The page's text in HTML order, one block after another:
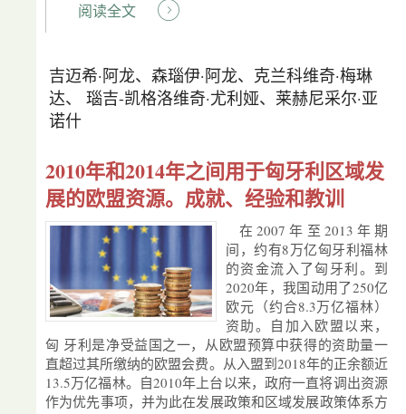
阅读全文
吉迈希·阿龙、森瑙伊·阿龙、克兰科维奇·梅琳
达、 瑙吉-凯格洛维奇·尤利娅、莱赫尼采尔·亚
诺什
2010年和2014年之间用于匈牙利区域发
展的欧盟资源。成就、经验和教训
在2007年至2013年期
间，约有8万亿匈牙利福林
的资金流入了匈牙利。到
2020年，我国动用了250亿
欧元（约合8.3万亿福林）
资助。自加入欧盟以来，
匈 牙利是净受益国之一，从欧盟预算中获得的资助量一
直超过其所缴纳的欧盟会费。从入盟到2018年的正余额近
13.5万亿福林。自2010年上台以来，政府一直将调出资源
作为优先事项，并为此在发展政策和区域发展政策体系方